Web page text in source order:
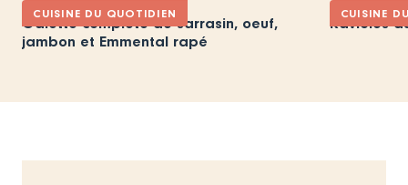
CUISINE DU QUOTIDIEN
Galette complète de sarrasin, oeuf,
jambon et Emmental rapé
CUISINE
Ravioles